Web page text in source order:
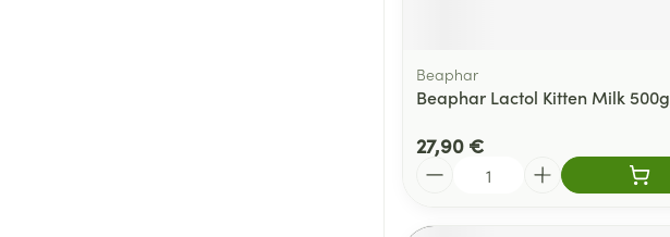
Beaphar
Beaphar Lactol Kitten Milk 500g
27,90 €